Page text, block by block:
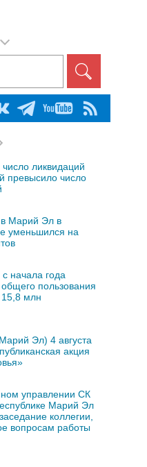
ликвидаций
превысило число
Марий Эл в
уменьшился на
начала года
пользования
15,8 млн
Эл) 4 августа
акция
управлении СК
Марий Эл
коллегии,
вопросам работы